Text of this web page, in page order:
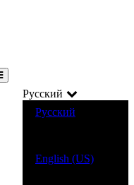
Русский
Русский
English (US)